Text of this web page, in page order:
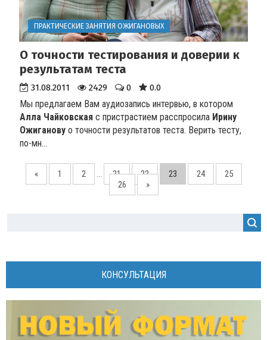
ПРАКТИЧЕСКИЕ ЗАНЯТИЯ ОЖИГАНОВЫХ
О точности тестирования и доверии к
результатам теста
31.08.2011 2429 0 0.0
Мы предлагаем Вам аудиозапись интервью, в котором
Алла Чайковская с пристрастием расспросила Ирину
Ожиганову о точности результатов теста. Верить тесту,
по-мн...
« 1 2 ... 21 22 23 24
25
26
»
КОНСУЛЬТАЦИЯ